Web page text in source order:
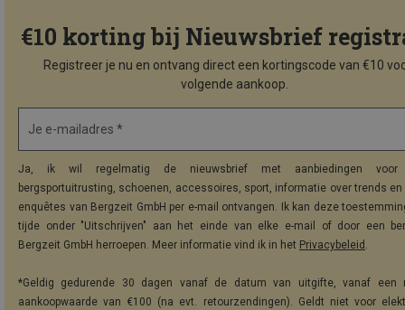
€10 korting bij Nieuwsbrief
Registreer je nu en ontvang direct een kortingscode van €10
volgende aankoop.
Je e-mailadres *
Ja, ik wil regelmatig de nieuwsbrief met aanbiedingen voor
bergsportuitrusting, schoenen, accessoires, sport, informatie over trends
enquêtes van Bergzeit GmbH per e-mail ontvangen. Ik kan deze
tijde onder "Uitschrijven" aan het einde van elke e-mail of door een
Bergzeit GmbH herroepen. Meer informatie vind ik in het Privacybeleid .
*Geldig gedurende 30 dagen vanaf de datum van uitgifte, vanaf een
aankoopwaarde van €100 (na evt. retourzendingen). Geldt niet voor